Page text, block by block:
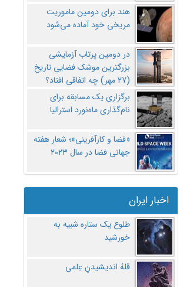
هند برای دومین ماموریت
مریخی خود آماده می‌شود
در دومین پرتاب آزمایشی
بزرگترین موشک فضایی تاریخ
(27 مهر‌) چه اتفاقی افتاد؟
برگزاری یک مسابقه برای
نام‌گذاری ماه‌نورد استرالیا
«فضا و کارآفرینی»؛ شعار هفته
جهانی فضا در سال ۲۰۲۳
اخبار ایران
طلوع یک ستاره شبیه به
خورشید
قلهُ اندیشیدنِ عِلمی